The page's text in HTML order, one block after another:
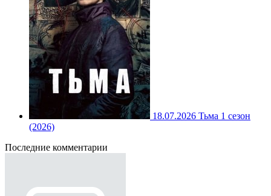
18.07.2026 Тьма 1 сезон
(2026)
Последние комментарии